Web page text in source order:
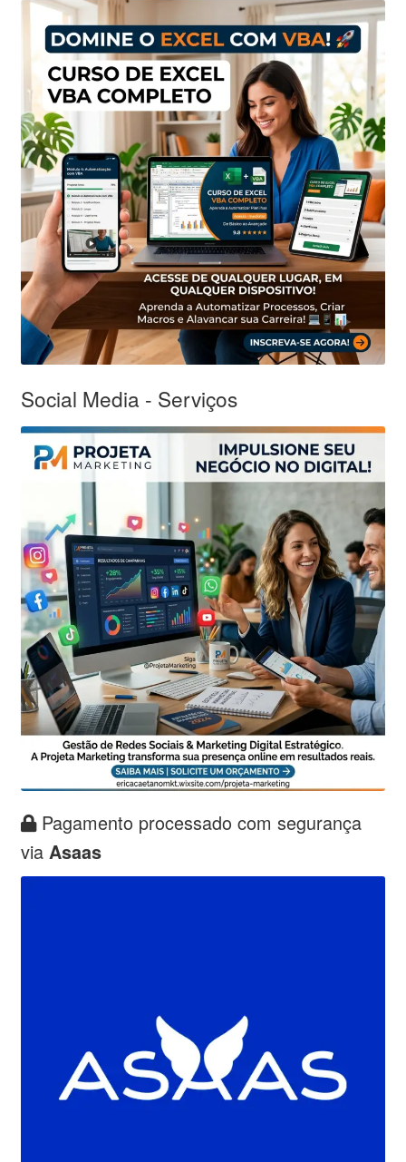
Social Media - Serviços
Pagamento processado com segurança
via Asaas